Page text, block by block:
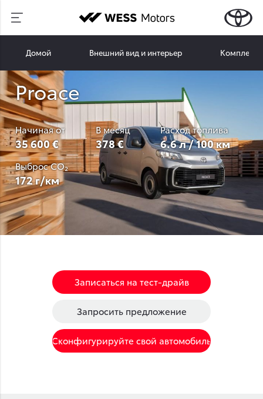
Домой Внешний вид и интерьер
Proace
Начиная от
35 600 €
В месяц
378 €
Расход топлива
6.6 л / 100 км
Выброс CO₂
172 г/км
Записаться на тест-драйв
Запросить предложение
Сконфигурируйте свой автомобиль